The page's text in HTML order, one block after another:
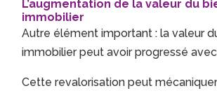
L’augmentation de la valeur du
immobilier
Autre élément important : la valeur
immobilier peut avoir progressé
Cette revalorisation peut